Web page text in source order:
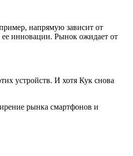
напрямую зависит от
ее инновации. Рынок ожидает от
устройств. И хотя Кук снова
рынка смартфонов и